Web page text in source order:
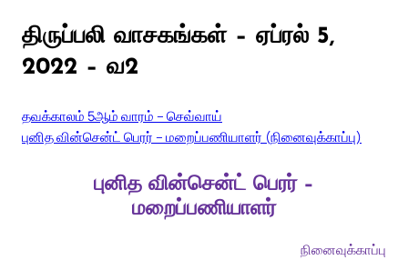
திருப்பலி வாசகங்கள் – ஏப்ரல் 5,
2022 – வ2
தவக்காலம் 5ஆம் வாரம் – செவ்வாய்
புனித வின்சென்ட் பெரர் – மறைப்பணியாளர் (நினைவுக்காப்பு)
புனித வின்சென்ட் பெரர் –
மறைப்பணியாளர்
நினைவுக்காப்பு